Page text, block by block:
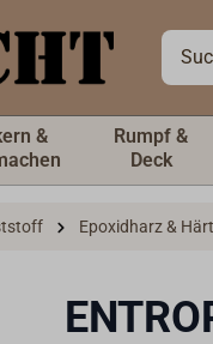
&
Rumpf &
Deck
Epoxidharz &